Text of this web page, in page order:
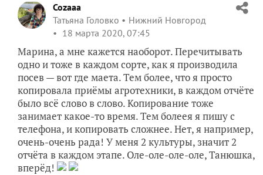
Cozaaa
Татьяна Головко
Нижний Новгород
18 марта 2020, 07:45
Марина, а мне кажется наоборот. Перечитывать
одно и тоже в каждом сорте, как я производила
посев — вот где маета. Тем более, что я просто
копировала приёмы агротехники, в каждом отчёте
было всё слово в слово. Копирование тоже
занимает какое-то время. Тем болеея я пишу с
телефона, и копировать сложнее. Нет, я например,
очень-очень рада! У меня 2 культуры, значит 2
отчёта в каждом этапе. Оле-оле-оле-оле, Танюшка,
вперёд!